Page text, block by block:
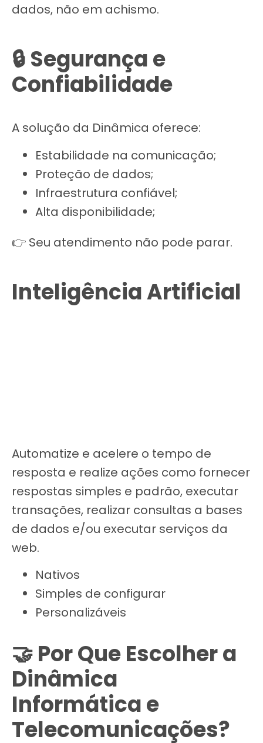
dados, não em achismo.
🔒 Segurança e
Confiabilidade
A solução da Dinâmica oferece:
Estabilidade na comunicação;
Proteção de dados;
Infraestrutura confiável;
Alta disponibilidade;
👉 Seu atendimento não pode parar.
Inteligência Artificial
Automatize e acelere o tempo de
resposta e realize ações como fornecer
respostas simples e padrão, executar
transações, realizar consultas a bases
de dados e/ou executar serviços da
web.
Nativos
Simples de configurar
Personalizáveis
🤝 Por Que Escolher a
Dinâmica
Informática e
Telecomunicações?